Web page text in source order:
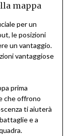
mappa
per un
le posizioni
un vantaggio.
vantaggiose
prima
che offrono
ti aiuterà
e a